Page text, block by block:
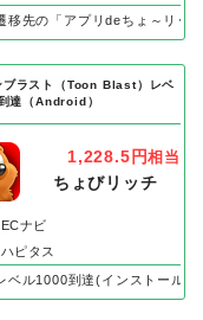
移先の「アプリdeちょ～リッ
ブラスト（Toon Blast）レベ
達（Android）
1,228.5円相当
ちょびリッチ
ECナビ
ハピタス
ベル1000到達(インストール後